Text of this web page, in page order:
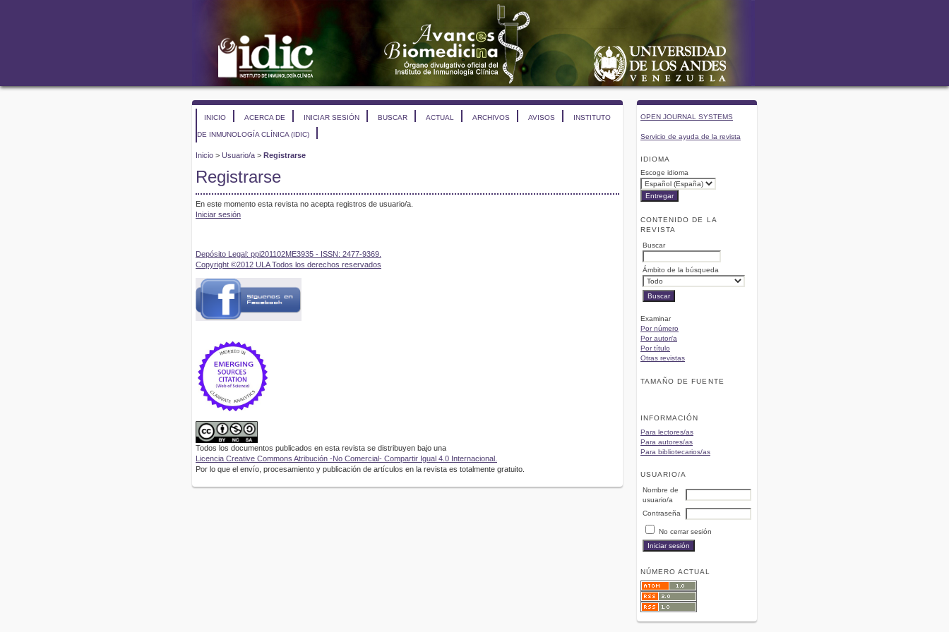
OPEN JOURNAL SYSTEMS
Servicio de ayuda de la revista
IDIOMA
Escoge idioma
CONTENIDO DE LA
REVISTA
Buscar
Ámbito de la búsqueda
Examinar
Por número
Por autor/a
Por título
Otras revistas
TAMAÑO DE FUENTE
INFORMACIÓN
Para lectores/as
Para autores/as
Para bibliotecarios/as
USUARIO/A
Nombre de
usuario/a
Contraseña
No cerrar sesión
NÚMERO ACTUAL
INICIO ACERCA DE INICIAR SESIÓN BUSCAR ACTUAL ARCHIVOS AVISOS INSTITUTO
DE INMUNOLOGÍA CLÍNICA (IDIC)
Inicio > Usuario/a > Registrarse
Registrarse
En este momento esta revista no acepta registros de usuario/a.
Iniciar sesión
Depósito Legal: ppi201102ME3935 - ISSN: 2477-9369.
Copyright ©2012 ULA Todos los derechos reservados
Todos los documentos publicados en esta revista se distribuyen bajo una
Licencia Creative Commons Atribución -No Comercial- Compartir Igual 4.0 Internacional.
Por lo que el envío, procesamiento y publicación de artículos en la revista es totalmente gratuito.